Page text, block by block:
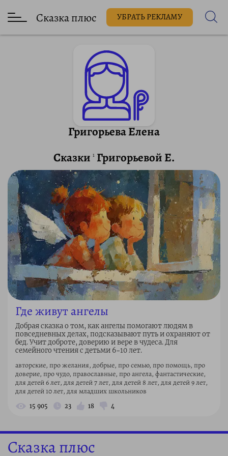
Сказка плюс УБРАТЬ РЕКЛАМУ
Григорьева Елена
Сказки 1 Григорьевой Е.
Где живут ангелы
Добрая сказка о том, как ангелы помогают людям в
повседневных делах, подсказывают путь и охраняют от
бед. Учит доброте, доверию и вере в чудеса. Для
семейного чтения с детьми 6–10 лет.
авторские, про желания, добрые, про семью, про помощь, про
доверие, про чудо, православные, про ангела, фантастические,
для детей 6 лет, для детей 7 лет, для детей 8 лет, для детей 9 лет,
для детей 10 лет, для младших школьников
15 905 23 18 4
Сказка плюс